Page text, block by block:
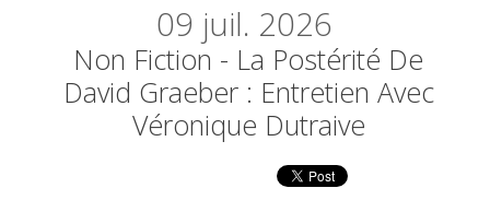
09 juil. 2026
Non Fiction - La Postérité De
David Graeber : Entretien Avec
Véronique Dutraive